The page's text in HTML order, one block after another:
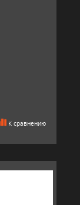
К сравнению